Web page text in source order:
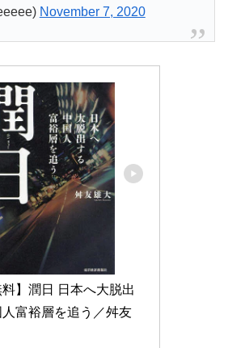
November 7, 2020
料】潤日 日本へ大脱出
富裕層を追う／舛友